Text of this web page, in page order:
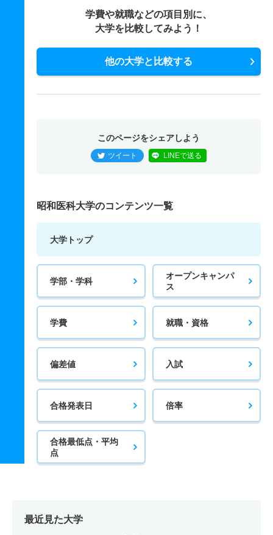
学費や就職などの項目別に、
大学を比較してみよう！
他の大学と比較する
このページをシェアしよう
ツイート LINEで送る
昭和医科大学のコンテンツ一覧
大学トップ
学部・学科
オープンキャンパ
ス
学費 就職・資格
偏差値 入試
合格発表日 倍率
合格最低点・平均
点
最近見た大学